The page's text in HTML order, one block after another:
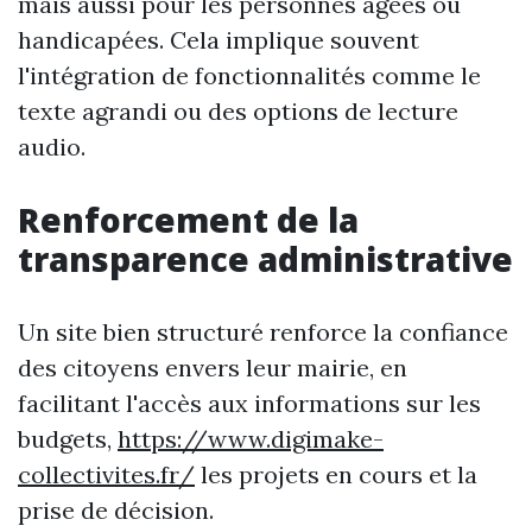
handicapées. Cela implique souvent
l'intégration de fonctionnalités comme le
texte agrandi ou des options de lecture
audio.
Renforcement de la
transparence administrative
Un site bien structuré renforce la confiance
des citoyens envers leur mairie, en
facilitant l'accès aux informations sur les
budgets, https://www.digimake-
collectivites.fr/ les projets en cours et la
prise de décision.